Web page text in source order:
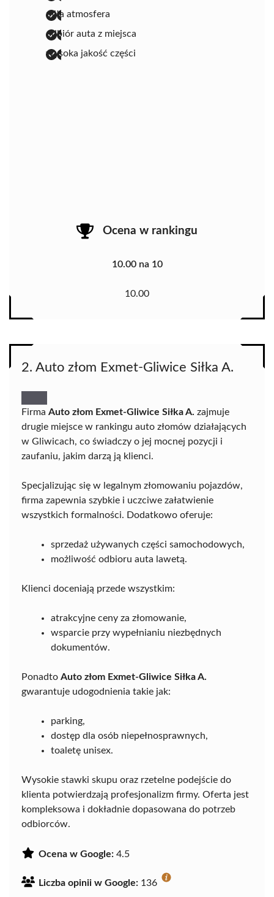
miła atmosfera
odbiór auta z miejsca
wysoka jakość części
Ocena w rankingu
10.00 na 10
10.00
2. Auto złom Exmet-Gliwice Siłka A.
Firma Auto złom Exmet-Gliwice Siłka A. zajmuje
drugie miejsce w rankingu auto złomów działających
w Gliwicach, co świadczy o jej mocnej pozycji i
zaufaniu, jakim darzą ją klienci.
Specjalizując się w legalnym złomowaniu pojazdów,
firma zapewnia szybkie i uczciwe załatwienie
wszystkich formalności. Dodatkowo oferuje:
sprzedaż używanych części samochodowych,
możliwość odbioru auta lawetą.
Klienci doceniają przede wszystkim:
atrakcyjne ceny za złomowanie,
wsparcie przy wypełnianiu niezbędnych
dokumentów.
Ponadto Auto złom Exmet-Gliwice Siłka A.
gwarantuje udogodnienia takie jak:
parking,
dostęp dla osób niepełnosprawnych,
toaletę unisex.
Wysokie stawki skupu oraz rzetelne podejście do
klienta potwierdzają profesjonalizm firmy. Oferta jest
kompleksowa i dokładnie dopasowana do potrzeb
odbiorców.
Ocena w Google: 4.5
Liczba opinii w Google: 136